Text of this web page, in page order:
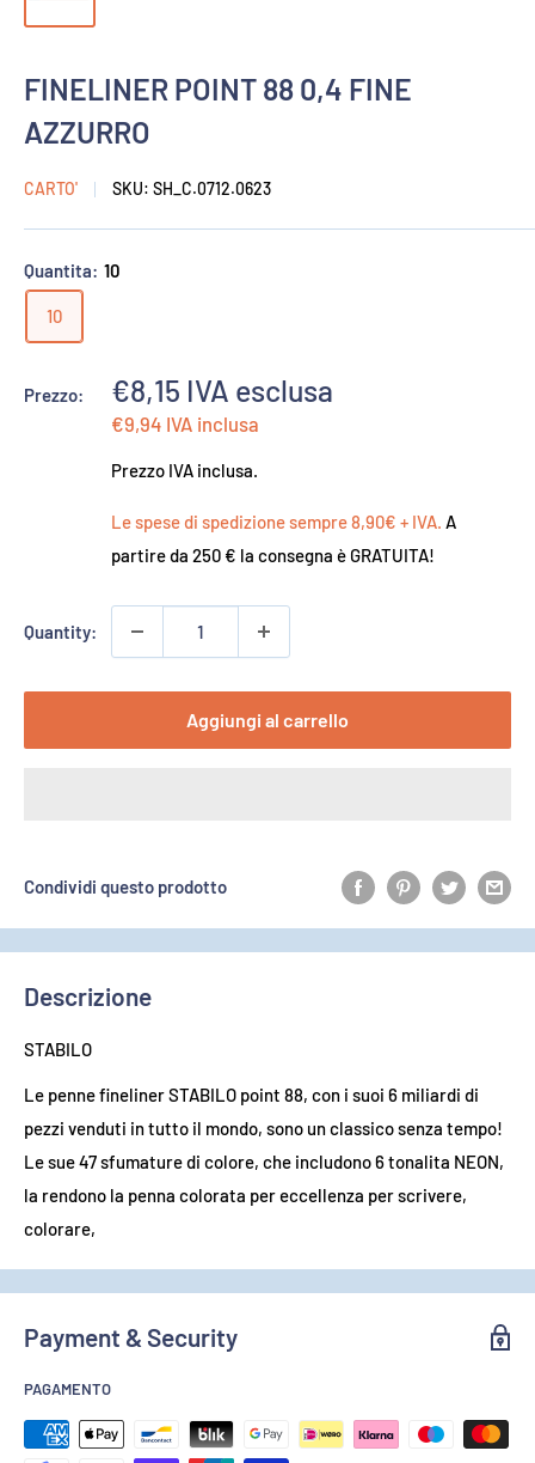
FINELINER POINT 88 0,4 FINE
AZZURRO
CARTO' SKU: SH_C.0712.0623
Quantita: 10
10
Prezzo:
Prezzo
di
€8,15 IVA esclusa
€9,94 IVA inclusa
Prezzo IVA inclusa.
Le spese di spedizione sempre 8,90€ + IVA. A
partire da 250 € la consegna è GRATUITA!
Quantity:
Aggiungi al carrello
Condividi questo prodotto
Descrizione
STABILO
Le penne fineliner STABILO point 88, con i suoi 6 miliardi di
pezzi venduti in tutto il mondo, sono un classico senza tempo!
Le sue 47 sfumature di colore, che includono 6 tonalita NEON,
la rendono la penna colorata per eccellenza per scrivere,
colorare,
Payment & Security
PAGAMENTO